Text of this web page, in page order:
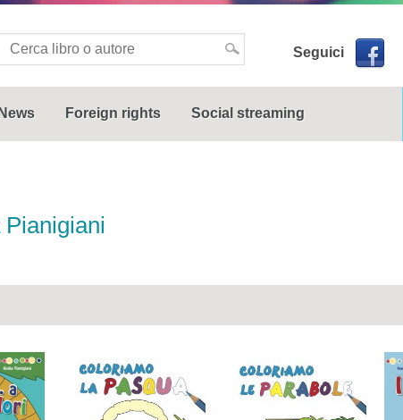
Seguici
News Foreign rights Social streaming
Pianigiani